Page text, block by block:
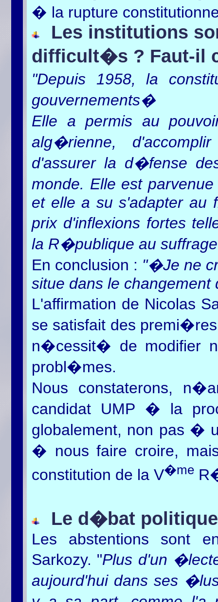
� la rupture
Les institutions
difficult�s ? Faut-il
"Depuis 1958, la
gouvernements�
Elle a permis au
alg�rienne,
d'assurer la d�fense
monde. Elle est
et elle a su s'adapter au
prix d'inflexions fortes
la R�publique au
En conclusion : "�Je ne
situe dans le changement
L'affirmation de Nicolas
se satisfait des
n�cessit� de modifier
probl�mes.
Nous constaterons,
candidat UMP � la
globalement, non pas �
� nous faire croire,
constitution de la V�me
Le d�bat politique
Les abstentions sont
Sarkozy. "Plus d'un
aujourd'hui dans ses